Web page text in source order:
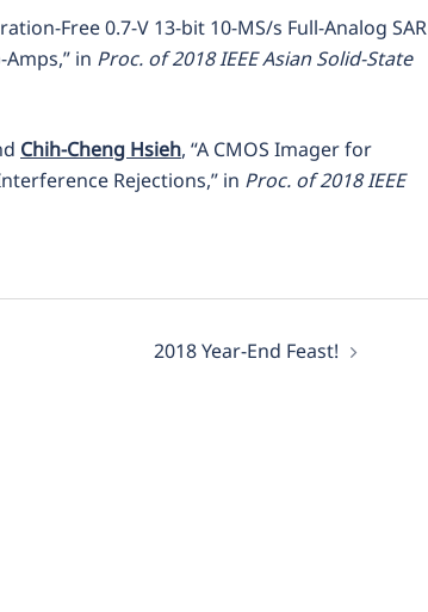
Free 0.7-V 13-bit 10-MS/s Full-Analog SAR
in Proc. of 2018 IEEE Asian Solid-State
Chih-Cheng Hsieh, “A CMOS Imager for
Rejections,” in Proc. of 2018 IEEE
2018 Year-End Feast!